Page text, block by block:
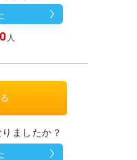
0 人
ましたか？